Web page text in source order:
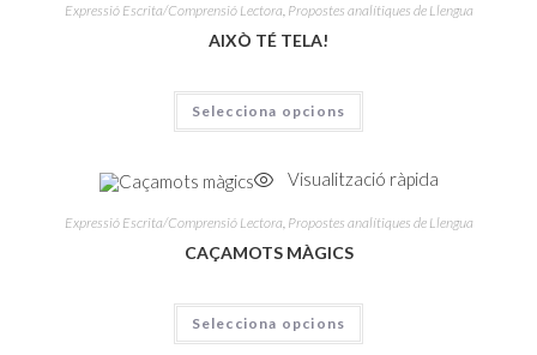
Expressió Escrita/Comprensió Lectora Propostes analítiques de Llengua
AIXÒ TÉ TELA!
Selecciona opcions
Visualització ràpida
Expressió Escrita/Comprensió Lectora Propostes analítiques de Llengua
CAÇAMOTS MÀGICS
Selecciona opcions